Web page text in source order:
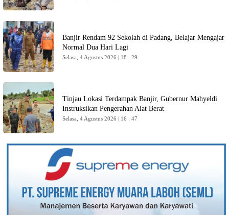
Banjir Rendam 92 Sekolah di Padang, Belajar Mengajar
Normal Dua Hari Lagi
Selasa, 4 Agustus 2026 | 18 : 29
Tinjau Lokasi Terdampak Banjir, Gubernur Mahyeldi
Instruksikan Pengerahan Alat Berat
Selasa, 4 Agustus 2026 | 16 : 47